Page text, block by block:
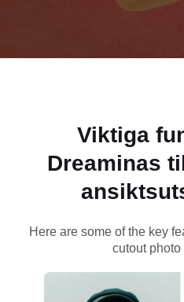
Viktiga
Dreaminas
Here are some of the key
cutout photo